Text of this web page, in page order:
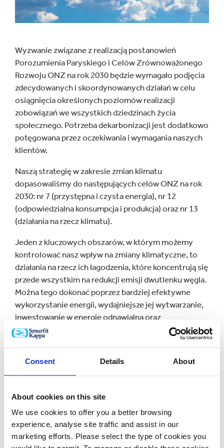
Consent Details About
About cookies on this site
We use cookies to offer you a better browsing
experience, analyse site traffic and assist in our
marketing efforts. Please select the type of cookies you
Wyzwanie związane z realizacją postanowień
Porozumienia Paryskiego i Celów Zrównoważonego
Rozwoju ONZ na rok 2030 będzie wymagało podjęcia
zdecydowanych i skoordynowanych działań w celu
osiągnięcia określonych poziomów realizacji
zobowiązań we wszystkich dziedzinach życia
społecznego. Potrzeba dekarbonizacji jest dodatkowo
potęgowana przez oczekiwania i wymagania naszych
klientów.
Naszą strategię w zakresie zmian klimatu
dopasowaliśmy do następujących celów ONZ na rok
2030: nr 7 (przystępna i czysta energia), nr 12
(odpowiedzialna konsumpcja i produkcja) oraz nr 13
(działania na rzecz klimatu).
Jeden z kluczowych obszarów, w którym możemy
kontrolować nasz wpływ na zmiany klimatyczne, to
działania na rzecz ich łagodzenia, które koncentrują się
przede wszystkim na redukcji emisji dwutlenku węgla.
Można tego dokonać poprzez bardziej efektywne
wykorzystanie energii, wydajniejsze jej wytwarzanie,
inwestowanie w energię odnawialną oraz
uwzględnianie i testowanie nowych technologii.
Zmniejszenie zużycia energii i przechodzenie na
źródła energii odnawialne o niższej emisji dwutlenku
węgla to podstawowe elementy naszej strategii w
znajduje odzwierciedlenie w naszych obecnych
działaniach, niezależnie zweryfikowanych wskaźnikach
efektywności klimatycznej oraz ambitnym dążeniu do
osiągnięcia zerowej emisji netto w przyszłości,